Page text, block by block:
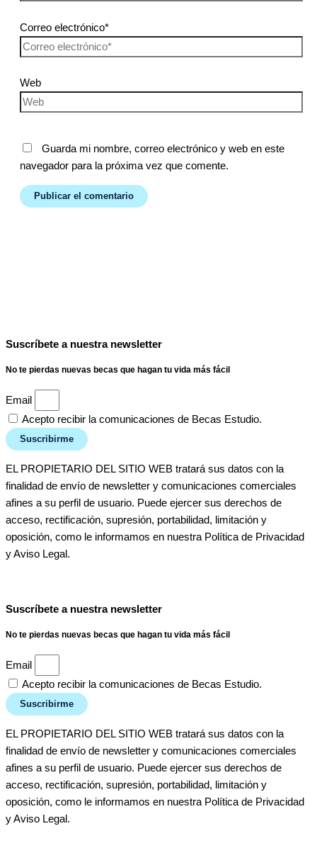
Correo electrónico*
Web
Guarda mi nombre, correo electrónico y web en este
navegador para la próxima vez que comente.
Suscríbete a nuestra newsletter
No te pierdas nuevas becas que hagan tu vida más fácil
Email
Acepto recibir la comunicaciones de Becas Estudio.
Suscribirme
EL PROPIETARIO DEL SITIO WEB tratará sus datos con la
finalidad de envío de newsletter y comunicaciones comerciales
afines a su perfil de usuario. Puede ejercer sus derechos de
acceso, rectificación, supresión, portabilidad, limitación y
oposición, como le informamos en nuestra Política de Privacidad
y Aviso Legal.
Suscríbete a nuestra newsletter
No te pierdas nuevas becas que hagan tu vida más fácil
Email
Acepto recibir la comunicaciones de Becas Estudio.
Suscribirme
EL PROPIETARIO DEL SITIO WEB tratará sus datos con la
finalidad de envío de newsletter y comunicaciones comerciales
afines a su perfil de usuario. Puede ejercer sus derechos de
acceso, rectificación, supresión, portabilidad, limitación y
oposición, como le informamos en nuestra Política de Privacidad
y Aviso Legal.